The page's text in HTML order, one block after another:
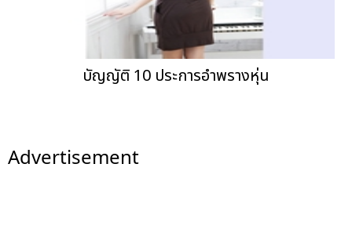
บัญญัติ 10 ประการอำพรางหุ่น
Advertisement